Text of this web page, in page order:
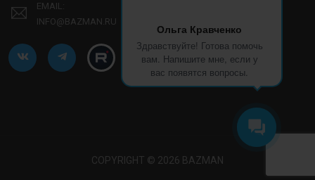
Ольга Кравченко
Здравствуйте! Готова помочь
вам. Напишите мне, если у
вас появятся вопросы.
EMAIL:
INFO@BAZMAN.RU
COPYRIGHT © 2026 BAZMAN